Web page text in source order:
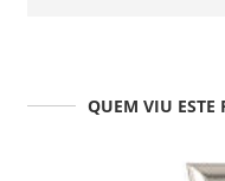
QUEM VIU ESTE